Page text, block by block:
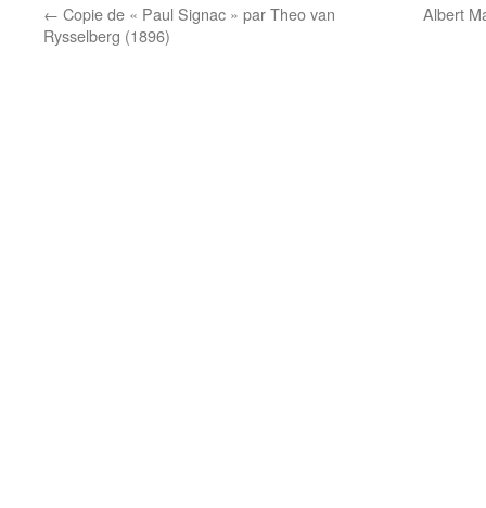
← Copie de « Paul Signac » par Theo van
Rysselberg (1896)
Albert